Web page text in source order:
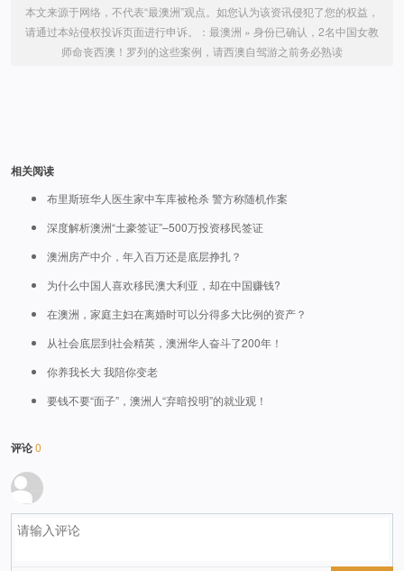
本文来源于网络，不代表“最澳洲”观点。如您认为该资讯侵犯了您的权益，
请通过本站侵权投诉页面进行申诉。： 最澳洲 » 身份已确认，2名中国女教
师命丧西澳！罗列的这些案例，请西澳自驾游之前务必熟读
相关阅读
布里斯班华人医生家中车库被枪杀 警方称随机作案
深度解析澳洲“土豪签证”–500万投资移民签证
澳洲房产中介，年入百万还是底层挣扎？
为什么中国人喜欢移民澳大利亚，却在中国赚钱?
在澳洲，家庭主妇在离婚时可以分得多大比例的资产？
从社会底层到社会精英，澳洲华人奋斗了200年！
你养我长大 我陪你变老
要钱不要“面子”，澳洲人“弃暗投明”的就业观！
评论0